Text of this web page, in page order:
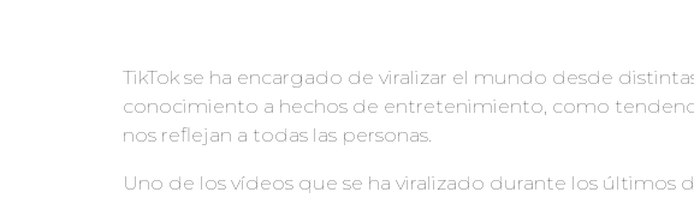
TikTok se ha encargado de viralizar el mundo desde
conocimiento a hechos de entretenimiento, como
nos reflejan a todas las personas.
Uno de los vídeos que se ha viralizado durante los últimos